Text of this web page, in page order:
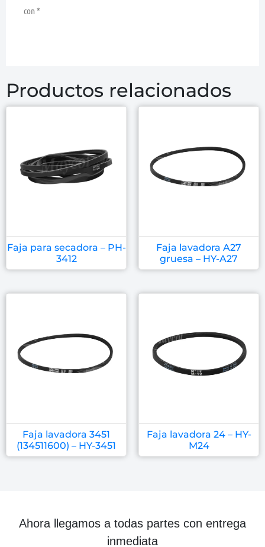
con *
Productos relacionados
Faja para secadora – PH-
3412
Faja lavadora A27
gruesa – HY-A27
Faja lavadora 3451
(134511600) – HY-3451
Faja lavadora 24 – HY-
M24
Ahora llegamos a todas partes con entrega
inmediata